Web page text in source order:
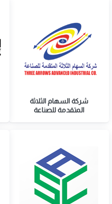
شركة السهام الثلاثة
المتقدمة للصناعة